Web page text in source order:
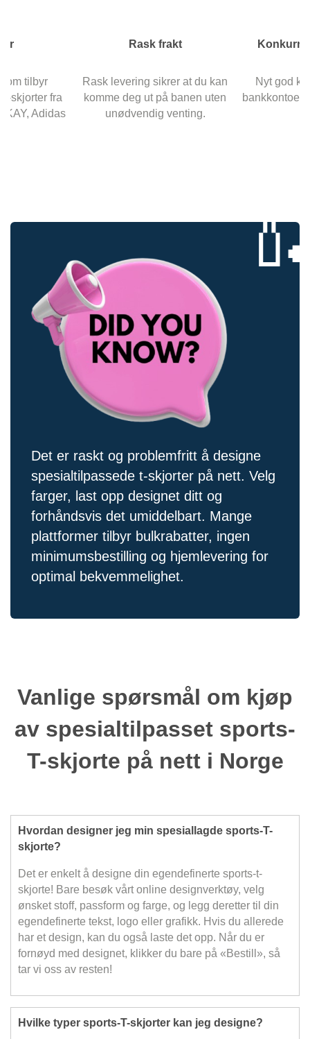
tilbyr
skjorter fra
KAY, Adidas
Rask frakt
Rask levering sikrer at du kan
komme deg ut på banen uten
unødvendig venting.
Nyt god
Det er raskt og problemfritt å designe
spesialtilpassede t-skjorter på nett. Velg
farger, last opp designet ditt og
forhåndsvis det umiddelbart. Mange
plattformer tilbyr bulkrabatter, ingen
minimumsbestilling og hjemlevering for
optimal bekvemmelighet.
Vanlige spørsmål om kjøp
av spesialtilpasset sports-
T-skjorte på nett i Norge
Hvordan designer jeg min spesiallagde sports-T-
skjorte?
Det er enkelt å designe din egendefinerte sports-t-
skjorte! Bare besøk vårt online designverktøy, velg
ønsket stoff, passform og farge, og legg deretter til din
egendefinerte tekst, logo eller grafikk. Hvis du allerede
har et design, kan du også laste det opp. Når du er
fornøyd med designet, klikker du bare på «Bestill», så
tar vi oss av resten!
Hvilke typer sports-T-skjorter kan jeg designe?